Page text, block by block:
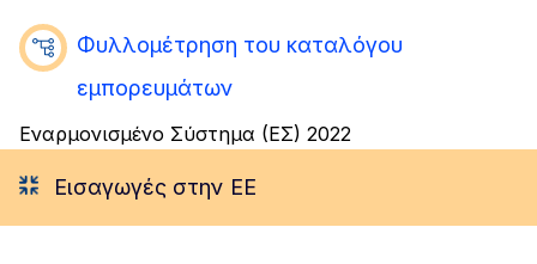
Φυλλομέτρηση του καταλόγου
εμπορευμάτων
Εναρμονισμένο Σύστημα (ΕΣ) 2022
Εισαγωγές στην ΕΕ